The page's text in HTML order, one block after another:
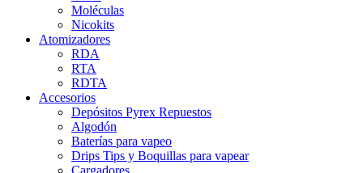
Moléculas
Nicokits
Atomizadores
RDA
RTA
RDTA
Accesorios
Depósitos Pyrex Repuestos
Algodón
Baterías para vapeo
Drips Tips y Boquillas para vapear
Cargadores